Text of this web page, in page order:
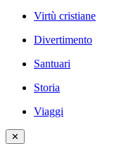
Virtù cristiane
Divertimento
Santuari
Storia
Viaggi
✕